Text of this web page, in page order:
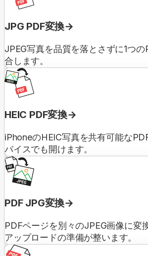
JPG PDF変換
JPEG写真を品質を落とさずに1つ
合します。
HEIC PDF変換
iPhoneのHEIC写真を共有可能な
バイスでも開けます。
PDF JPG変換
PDFページを別々のJPEG画像に変
アップロードの準備が整います。